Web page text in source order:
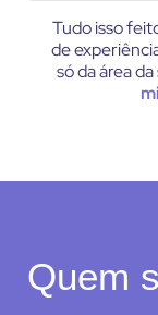
Tudo isso
de
só da área
Quem